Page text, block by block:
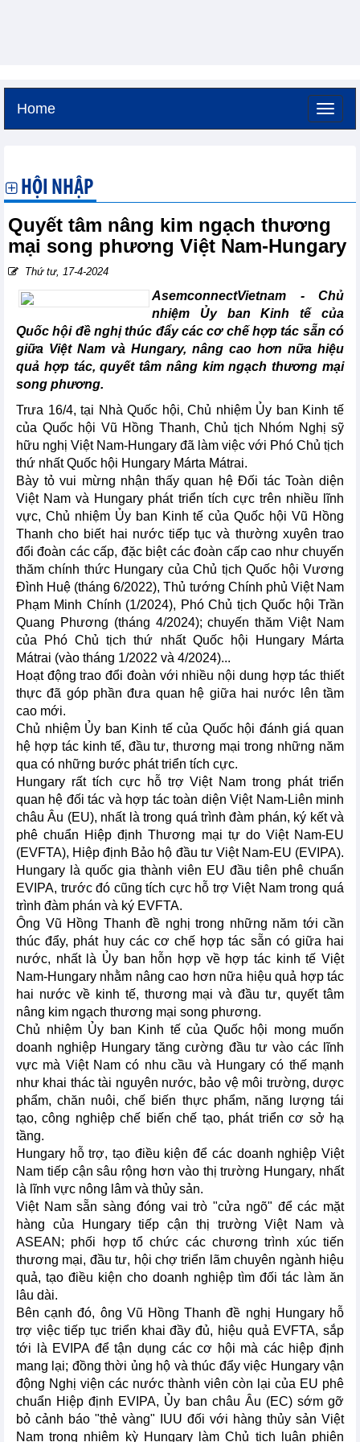
Home
HỘI NHẬP
Quyết tâm nâng kim ngạch thương
mại song phương Việt Nam-Hungary
Thứ tư, 17-4-2024
AsemconnectVietnam - Chủ
nhiệm Ủy ban Kinh tế của
Quốc hội đề nghị thúc đẩy các cơ chế hợp tác sẵn có
giữa Việt Nam và Hungary, nâng cao hơn nữa hiệu
quả hợp tác, quyết tâm nâng kim ngạch thương mại
song phương.
Trưa 16/4, tại Nhà Quốc hội, Chủ nhiệm Ủy ban Kinh tế
của Quốc hội Vũ Hồng Thanh, Chủ tịch Nhóm Nghị sỹ
hữu nghị Việt Nam-Hungary đã làm việc với Phó Chủ tịch
thứ nhất Quốc hội Hungary Márta Mátrai.
Bày tỏ vui mừng nhận thấy quan hệ Đối tác Toàn diện
Việt Nam và Hungary phát triển tích cực trên nhiều lĩnh
vực, Chủ nhiệm Ủy ban Kinh tế của Quốc hội Vũ Hồng
Thanh cho biết hai nước tiếp tục và thường xuyên trao
đổi đoàn các cấp, đặc biệt các đoàn cấp cao như chuyến
thăm chính thức Hungary của Chủ tịch Quốc hội Vương
Đình Huệ (tháng 6/2022), Thủ tướng Chính phủ Việt Nam
Phạm Minh Chính (1/2024), Phó Chủ tịch Quốc hội Trần
Quang Phương (tháng 4/2024); chuyến thăm Việt Nam
của Phó Chủ tịch thứ nhất Quốc hội Hungary Márta
Mátrai (vào tháng 1/2022 và 4/2024)...
Hoạt động trao đổi đoàn với nhiều nội dung hợp tác thiết
thực đã góp phần đưa quan hệ giữa hai nước lên tầm
cao mới.
Chủ nhiệm Ủy ban Kinh tế của Quốc hội đánh giá quan
hệ hợp tác kinh tế, đầu tư, thương mại trong những năm
qua có những bước phát triển tích cực.
Hungary rất tích cực hỗ trợ Việt Nam trong phát triển
quan hệ đối tác và hợp tác toàn diện Việt Nam-Liên minh
châu Âu (EU), nhất là trong quá trình đàm phán, ký kết và
phê chuẩn Hiệp định Thương mại tự do Việt Nam-EU
(EVFTA), Hiệp định Bảo hộ đầu tư Việt Nam-EU (EVIPA).
Hungary là quốc gia thành viên EU đầu tiên phê chuẩn
EVIPA, trước đó cũng tích cực hỗ trợ Việt Nam trong quá
trình đàm phán và ký EVFTA.
Ông Vũ Hồng Thanh đề nghị trong những năm tới cần
thúc đẩy, phát huy các cơ chế hợp tác sẵn có giữa hai
nước, nhất là Ủy ban hỗn hợp về hợp tác kinh tế Việt
Nam-Hungary nhằm nâng cao hơn nữa hiệu quả hợp tác
hai nước về kinh tế, thương mại và đầu tư, quyết tâm
nâng kim ngạch thương mại song phương.
Chủ nhiệm Ủy ban Kinh tế của Quốc hội mong muốn
doanh nghiệp Hungary tăng cường đầu tư vào các lĩnh
vực mà Việt Nam có nhu cầu và Hungary có thế mạnh
như khai thác tài nguyên nước, bảo vệ môi trường, dược
phẩm, chăn nuôi, chế biến thực phẩm, năng lượng tái
tạo, công nghiệp chế biến chế tạo, phát triển cơ sở hạ
tầng.
Hungary hỗ trợ, tạo điều kiện để các doanh nghiệp Việt
Nam tiếp cận sâu rộng hơn vào thị trường Hungary, nhất
là lĩnh vực nông lâm và thủy sản.
Việt Nam sẵn sàng đóng vai trò "cửa ngõ" để các mặt
hàng của Hungary tiếp cận thị trường Việt Nam và
ASEAN; phối hợp tổ chức các chương trình xúc tiến
thương mại, đầu tư, hội chợ triển lãm chuyên ngành hiệu
quả, tạo điều kiện cho doanh nghiệp tìm đối tác làm ăn
lâu dài.
Bên cạnh đó, ông Vũ Hồng Thanh đề nghị Hungary hỗ
trợ việc tiếp tục triển khai đầy đủ, hiệu quả EVFTA, sắp
tới là EVIPA để tận dụng các cơ hội mà các hiệp định
mang lại; đồng thời ủng hộ và thúc đẩy việc Hungary vận
động Nghị viện các nước thành viên còn lại của EU phê
chuẩn Hiệp định EVIPA, Ủy ban châu Âu (EC) sớm gỡ
bỏ cảnh báo "thẻ vàng" IUU đối với hàng thủy sản Việt
Nam trong nhiệm kỳ Hungary làm Chủ tịch luân phiên